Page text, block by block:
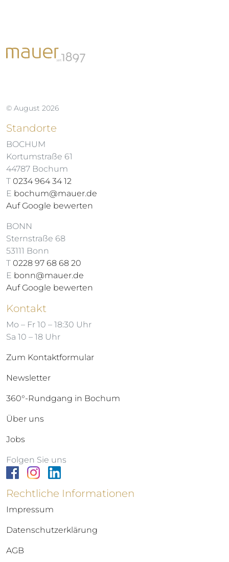
© August 2026
Standorte
BOCHUM
Kortumstraße 61
44787 Bochum
T 0234 964 34 12
E bochum@mauer.de
Auf Google bewerten
BONN
Sternstraße 68
53111 Bonn
T 0228 97 68 68 20
E bonn@mauer.de
Auf Google bewerten
Kontakt
Mo – Fr 10 – 18:30 Uhr
Sa 10 – 18 Uhr
Zum Kontaktformular
Newsletter
360°-Rundgang in Bochum
Über uns
Jobs
Folgen Sie uns
Rechtliche Informationen
Impressum
Datenschutzerklärung
AGB